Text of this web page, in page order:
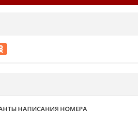
НАПИСАНИЯ НОМЕРА